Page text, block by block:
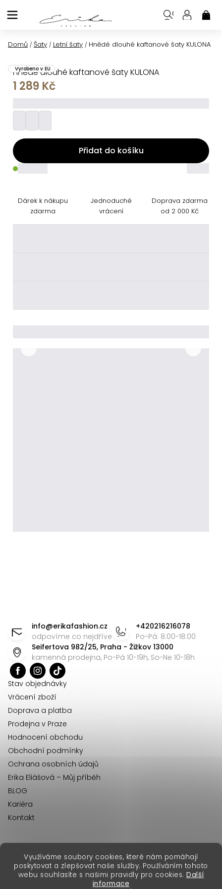
Využíváme soubory cookies, které nám pomáhají
poskytovat a zlepšovat naše služby. Používáním tohoto
webu souhlasíte s našimi pravidly pro cookies. Další
informace
na
Domů / Šaty / Letní šaty / Hnědé dlouhé kaftanové šaty KULONA
Hnědé dlouhé kaftanové šaty KULONA
Vyrobeno v EU
1 289 Kč
Přidat do košíku
Dárek k nákupu
zdarma
Jednoduché
vrácení
Doprava zdarma
od 2 000 Kč
info@erikafashion.cz
odpovíme co nejdříve
+420216216078
Po-Pá: 8:00-18:00
Seifertova 982/25, Praha - Žižkov 13000
kamenná prodejna, Po-Pá 10-19h, So-Ne 10-18h
Stav objednávky
Vrácení zboží
Doprava a platba
Prodejna v Praze
Hodnocení obchodu
Obchodní podmínky
Ochrana osobních údajů
Erika Eliášová – Můj příběh
BLOG
Kariéra
Kontakt
Vytvořil Shoptet Premium
Copyright 2026Erika Fashion. Všechna práva vyhrazena.
erikafashion.sk